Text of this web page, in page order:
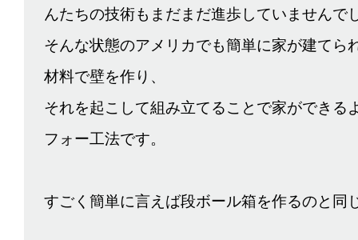
んたちの技術もまだまだ進歩していませんで
そんな状態のアメリカでも簡単に家が建てら
材料で壁を作り、
それを起こして組み立てることで家ができる
フォー工法です。
すごく簡単に言えば段ボール箱を作るのと同